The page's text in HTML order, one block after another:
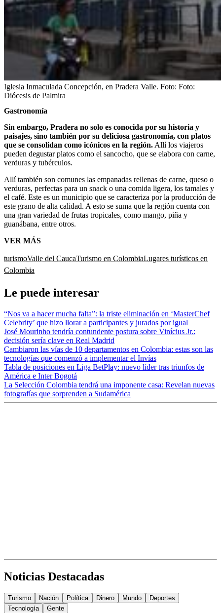
Iglesia Inmaculada Concepción, en Pradera Valle. Foto: Foto:
Diócesis de Palmira
Gastronomía
Sin embargo, Pradera no solo es conocida por su historia y
paisajes, sino también por su deliciosa gastronomía, con platos
que se consolidan como icónicos en la región. Allí los viajeros
pueden degustar platos como el sancocho, que se elabora con carne,
verduras y tubérculos.
Allí también son comunes las empanadas rellenas de carne, queso o
verduras, perfectas para un snack o una comida ligera, los tamales y
el café. Este es un municipio que se caracteriza por la producción de
este grano de alta calidad. A esto se suma que la región cuenta con
una gran variedad de frutas tropicales, como mango, piña y
guanábana, entre otros.
VER MÁS
turismoValle del CaucaTurismo en ColombiaLugares turísticos en
Colombia
Le puede interesar
“Nos va a hacer mucha falta”: la triste eliminación en ‘MasterChef
Celebrity’ que hizo llorar a participantes y jurados por igual
José Mourinho tendría contundente postura sobre Vinícius Jr.:
decisión sería clave en Real Madrid
Cambiaron las vías de 10 departamentos en Colombia: estas son las
tecnologías que comenzó a implementar el Invías
Tabla de posiciones en Liga BetPlay: nuevo líder tras triunfos de
América e Inter Bogotá
La Selección Colombia tendrá una imponente casa: Revelan nuevas
fotografías que sorprenden a Sudamérica
Noticias Destacadas
Turismo Nación Política Dinero Mundo
Deportes
Tecnología
Gente